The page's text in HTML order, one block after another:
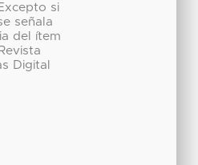
si
señala
del ítem
Digital